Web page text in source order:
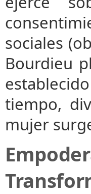
sociales
Bourdieu
tiempo,
mujer